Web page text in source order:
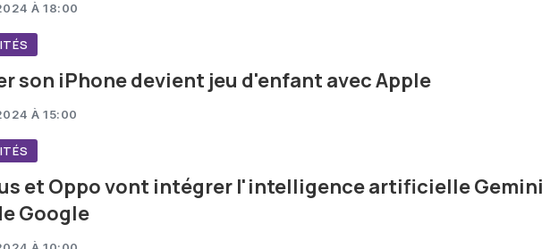
À 18:00
son iPhone devient jeu d'enfant avec Apple
À 15:00
et Oppo vont intégrer l'intelligence artificielle Gemini
Google